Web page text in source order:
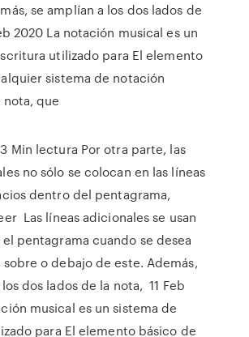
se amplían a los dos lados de
2020 La notación musical es un
utilizado para El elemento
sistema de notación
nota, que
Min lectura Por otra parte, las
no sólo se colocan en las líneas
dentro del pentagrama,
Las líneas adicionales se usan
pentagrama cuando se desea
o debajo de este. Además,
dos lados de la nota, 11 Feb
musical es un sistema de
para El elemento básico de